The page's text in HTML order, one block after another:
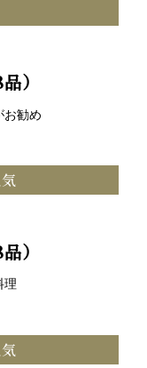
）
お勧め
）
理